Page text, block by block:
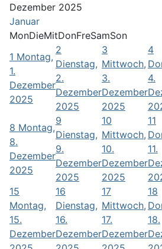
Dezember 2025
Januar
MonDieMitDonFreSamSon
1 Montag,
1.
Dezember
2025
2
Dienstag,
2.
Dezember
2025
3
Mittwoch,
3.
Dezember
2025
4
4.
8 Montag,
8.
Dezember
2025
9
Dienstag,
9.
Dezember
2025
10
Mittwoch,
10.
Dezember
2025
11
11.
15
Montag,
15.
Dezember
16
Dienstag,
16.
Dezember
17
Mittwoch,
17.
Dezember
18
18.